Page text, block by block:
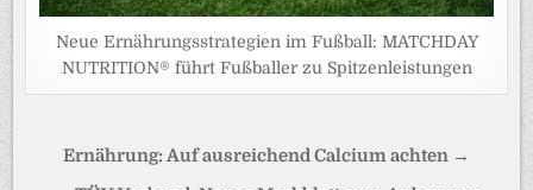
Neue Ernährungsstrategien im Fußball: MATCHDAY
NUTRITION® führt Fußballer zu Spitzenleistungen
Beitragsnavigation
Ernährung: Auf ausreichend Calcium achten →